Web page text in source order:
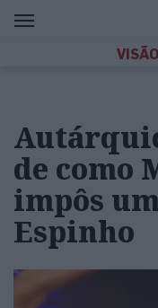
VISÃO
de como
impôs
Espinho